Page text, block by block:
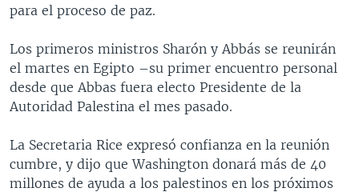
CIENCIA Y SALUD
VISIÓN 360
PANORAMA
AUDIONOTICIAS
ESTADOS UNIDOS AL DÍA
EL MUNDO AL DÍA [RADIO]
DEPORTIVO INTERNACIONAL
NOTA ECONÓMICA
DOCUMENTALES DE LA VOA
Learning English
SÍGANOS
Idiomas
para el proceso de paz.
Los primeros ministros Sharón y Abbás se reunirán
el martes en Egipto –su primer encuentro personal
desde que Abbas fuera electo Presidente de la
Autoridad Palestina el mes pasado.
La Secretaria Rice expresó confianza en la reunión
cumbre, y dijo que Washington donará más de 40
millones de ayuda a los palestinos en los próximos